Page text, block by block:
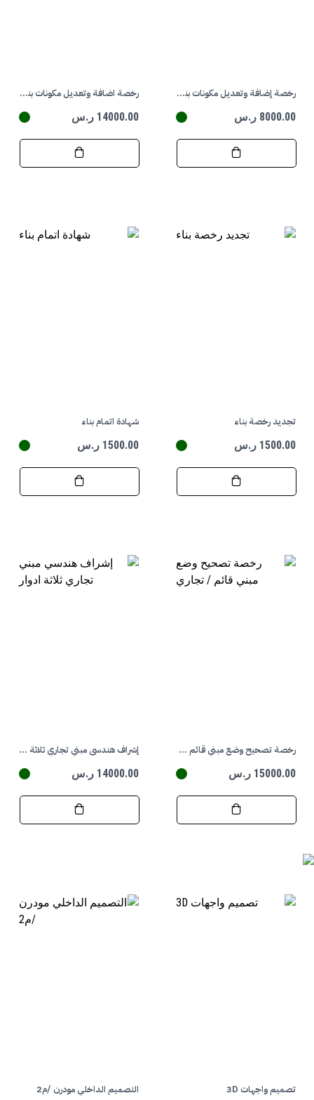
رخصة إضافة وتعديل مكونات بناء / سكني
8000.00 ر.س
رخصة اضافة وتعديل مكونات بناء تجاري
14000.00 ر.س
تجديد رخصة بناء
1500.00 ر.س
شهادة اتمام بناء
1500.00 ر.س
رخصة تصحيح وضع مبني قائم / تجاري
15000.00 ر.س
إشراف هندسي مبني تجاري ثلاثة ادوار
14000.00 ر.س
تصميم واجهات 3D
التصميم الداخلي مودرن /م2